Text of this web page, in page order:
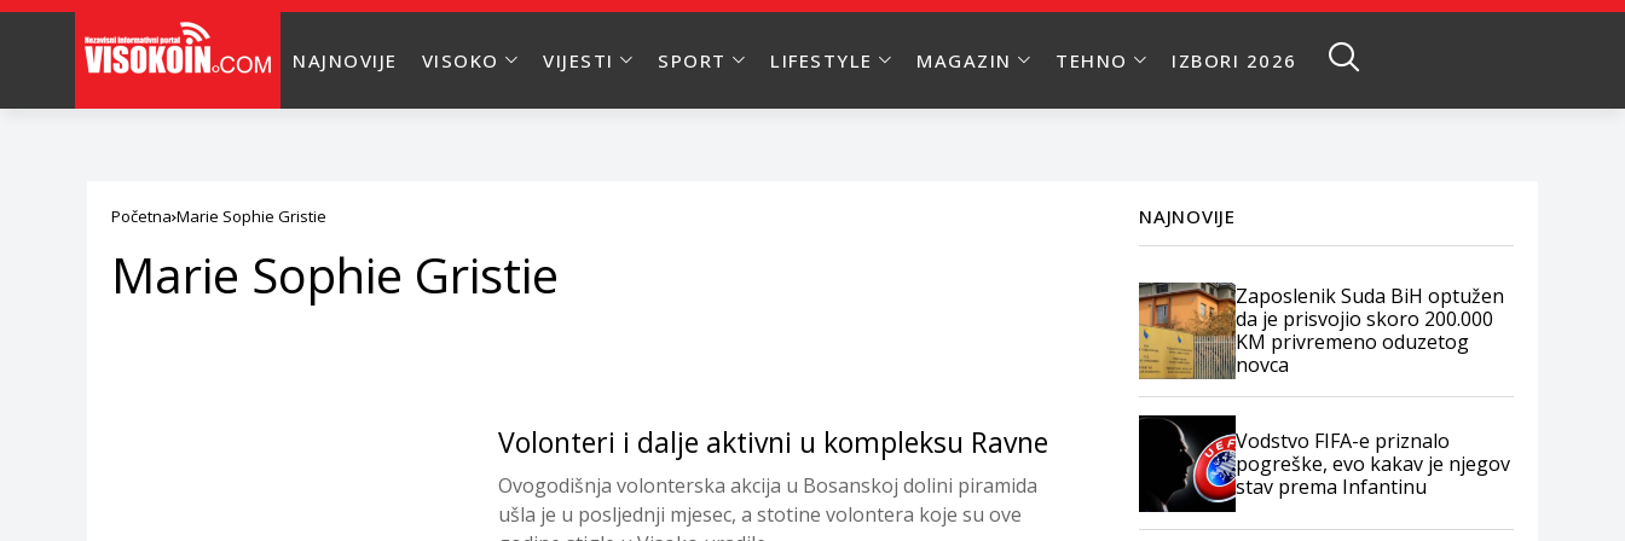
NAJNOVIJE VISOKO VIJESTI SPORT LIFESTYLE MAGAZIN TEHNO IZBORI 2026
Početna Marie Sophie Gristie
Marie Sophie Gristie
Volonteri i dalje aktivni u kompleksu Ravne
Ovogodišnja volonterska akcija u Bosanskoj dolini piramida
ušla je u posljednji mjesec, a stotine volontera koje su ove
NAJNOVIJE
Zaposlenik Suda BiH optužen
da je prisvojio skoro 200.000
KM privremeno oduzetog
novca
Vodstvo FIFA-e priznalo
pogreške, evo kakav je njegov
stav prema Infantinu